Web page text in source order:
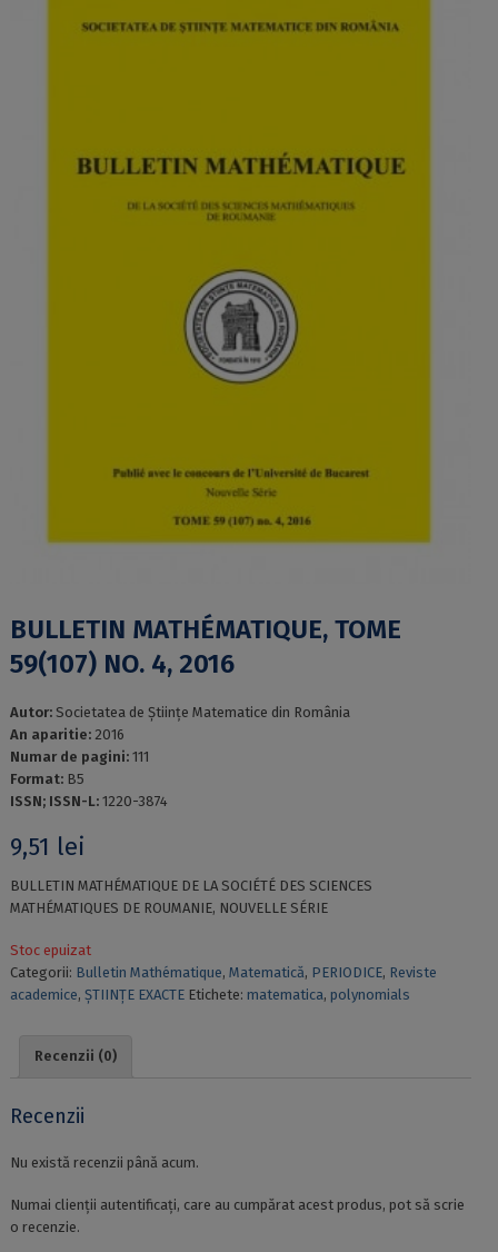
BULLETIN MATHÉMATIQUE, TOME
59(107) NO. 4, 2016
Autor: Societatea de Ştiinţe Matematice din România
An aparitie: 2016
Numar de pagini: 111
Format: B5
ISSN; ISSN-L: 1220-3874
9,51 lei
BULLETIN MATHÉMATIQUE DE LA SOCIÉTÉ DES SCIENCES
MATHÉMATIQUES DE ROUMANIE, NOUVELLE SÉRIE
Stoc epuizat
Categorii: Bulletin Mathématique, Matematică, PERIODICE, Reviste
academice, ȘTIINȚE EXACTE Etichete: matematica, polynomials
Recenzii (0)
Recenzii
Nu există recenzii până acum.
Numai clienții autentificați, care au cumpărat acest produs, pot să scrie
o recenzie.